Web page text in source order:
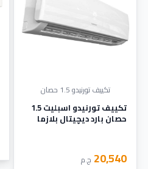
تكييف تورنيدو 1.5 حصان
تكييف تورنيدو اسبليت 1.5
حصان بارد ديچيتال بلازما
20,540 ج.م